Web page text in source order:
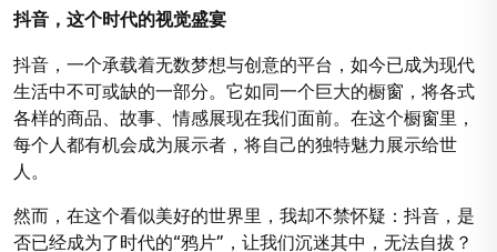
抖音，这个时代的视觉盛宴
抖音，一个承载着无数梦想与创意的平台，如今已成为现代
生活中不可或缺的一部分。它如同一个巨大的橱窗，将各式
各样的商品、故事、情感展现在我们面前。在这个橱窗里，
每个人都有机会成为展示者，将自己的独特魅力展示给世
人。
然而，在这个看似美好的世界里，我却不禁怀疑：抖音，是
否已经成为了时代的“鸦片”，让我们沉迷其中，无法自拔？